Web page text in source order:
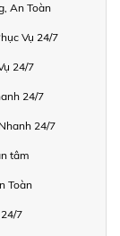
An Toàn
Vụ 24/7
24/7
24/7
24/7
tâm
Toàn
7